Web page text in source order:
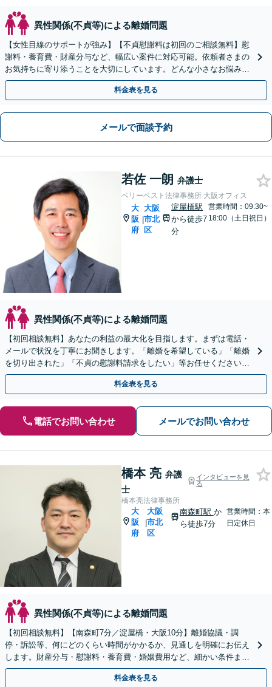
異性関係(不貞等)による離婚問題
【女性目線のサポートが強み】【不貞慰謝料は初回のご相談無料】慰
謝料・養育費・財産分与など、幅広い案件に対応可能。依頼者さまの
お気持ちに寄り添うことを大切にしています。どんな小さなお悩み
も、まずはご相談ください。有利な解決に向けて動きます。
料金表を見る
メールで面談予約
若佐 一朗 弁護士
ベリーベスト法律事務所 大阪オフィス
大
阪
府
|
大阪
市北
区
淀屋橋駅
から徒歩7
分
営業時間：09:30~
18:00（土日祝日）
異性関係(不貞等)による離婚問題
【初回相談無料】あなたの利益の最大化を目指します。まずは電話・
メールで状況を丁寧にお聞きします。「離婚を希望している」「離婚
を切り出された」「不貞の慰謝料請求をしたい」等お任せください。
【リーズナブルな料金設定】
料金表を見る
電話でお問い合わせ メールでお問い合わせ
橋本 亮 弁護
士
インタビューを見
る
橋本亮法律事務所
大
阪
府
|
大阪
市北
区
南森町駅 か
ら徒歩7分
営業時間：本
日定休日
異性関係(不貞等)による離婚問題
【初回相談無料】【南森町7分／淀屋橋・大阪10分】離婚協議・調
停・訴訟等、何にどのくらい時間がかかるか、見通しを明確にお伝え
します。財産分与・慰謝料・養育費・婚姻費用など、細かい条件まで
弁護士が詰めることで、後悔のない離婚を目指します。
料金表を見る